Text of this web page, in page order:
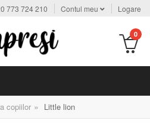
773 724 210 Contul meu Logare
0
copiilor » Little lion